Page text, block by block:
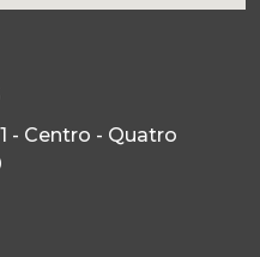
- Centro - Quatro